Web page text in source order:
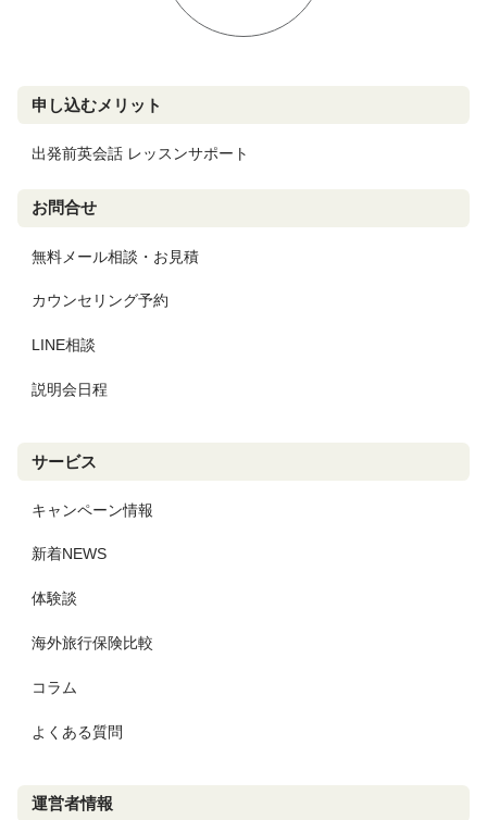
申し込むメリット
出発前英会話 レッスンサポート
お問合せ
無料メール相談・お見積
カウンセリング予約
LINE相談
説明会日程
サービス
キャンペーン情報
新着NEWS
体験談
海外旅行保険比較
コラム
よくある質問
運営者情報